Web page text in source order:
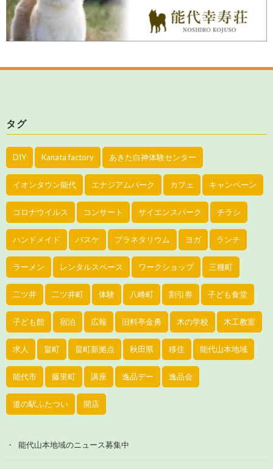
タグ
DIY Kanata factory あきた白神体験センター
イオンタウン能代 エナジアムパーク カフェ キャンペーン
コロナウイルス コンサート サイエンスパーク チラシ
ハンドメイド バスケ プラネタリウム ヨガ ランチ
ラーメン レンタルスペース ワークショップ 三種町
二ツ井 二ツ井町 体験 八峰町 割引券 子ども食堂
子ども館 宿泊 広報 旧料亭金勇 木の学校 木工教室
求人 畠町 畠町新拠点 秋田県 移住 能代山本地域
能代市 藤里町 講座 逸品デー 逸品会
道の駅ふたつい 開店
能代山本地域のニュース募集中